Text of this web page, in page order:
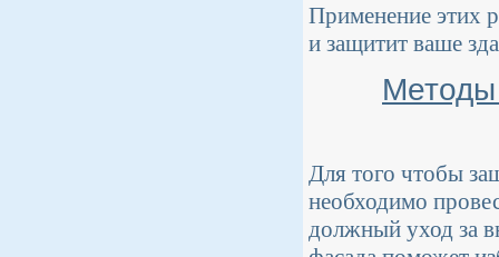
Применение этих
и защитит ваше
Для того чтобы
необходимо
должный уход за